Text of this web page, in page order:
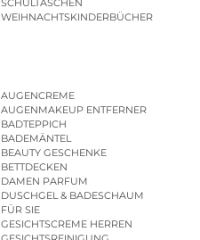
WEIHNACHTSKINDERBÜCHER
AUGENCREME
AUGENMAKEUP ENTFERNER
BADTEPPICH
BADEMÄNTEL
BEAUTY GESCHENKE
BETTDECKEN
DAMEN PARFUM
DUSCHGEL & BADESCHAUM
FÜR SIE
GESICHTSCREME HERREN